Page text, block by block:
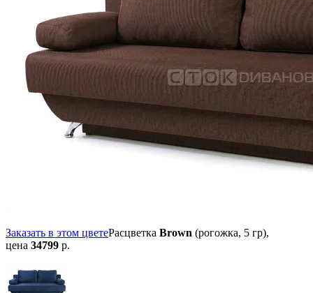
Заказать в этом цветеРасцветка Brown (рогожка, 5 гр),
цена 34799 р.